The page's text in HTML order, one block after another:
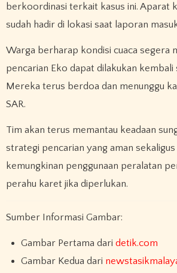
berkoordinasi terkait kasus ini. Aparat
sudah hadir di lokasi saat laporan
Warga berharap kondisi cuaca segera
pencarian Eko dapat dilakukan kembali
Mereka terus berdoa dan menunggu
SAR.
Tim akan terus memantau keadaan
strategi pencarian yang aman
kemungkinan penggunaan peralatan
perahu karet jika diperlukan.
Sumber Informasi Gambar:
Gambar Pertama daridetik.com
Gambar Kedua dari